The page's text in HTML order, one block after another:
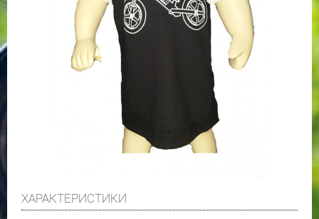
ХАРАКТЕРИСТИКИ